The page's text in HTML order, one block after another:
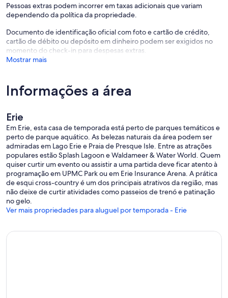
Pessoas extras podem incorrer em taxas adicionais que variam
dependendo da política da propriedade.
Documento de identificação oficial com foto e cartão de crédito,
cartão de débito ou depósito em dinheiro podem ser exigidos no
momento do check-in para despesas extras.
Mostrar mais
Informações a área
Erie
Em Erie, esta casa de temporada está perto de parques temáticos e
perto de parque aquático. As belezas naturais da área podem ser
admiradas em Lago Erie e Praia de Presque Isle. Entre as atrações
populares estão Splash Lagoon e Waldameer & Water World. Quem
quiser curtir um evento ou assistir a uma partida deve ficar atento à
programação em UPMC Park ou em Erie Insurance Arena. A prática
de esqui cross-country é um dos principais atrativos da região, mas
não deixe de curtir atividades como passeios de trenó e patinação
no gelo.
Ver mais propriedades para aluguel por temporada - Erie